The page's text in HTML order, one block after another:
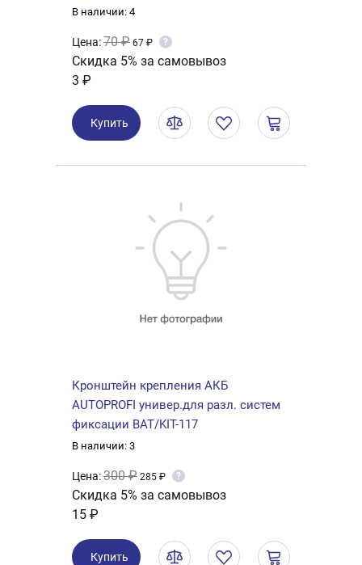
В наличии: 4
Цена:70 ₽ 67 ₽ ?
Скидка 5% за самовывоз
3 ₽
Купить
Кронштейн крепления АКБ
AUTOPROFI универ.для разл. систем
фиксации BAT/KIT-117
В наличии: 3
Цена:300 ₽ 285 ₽ ?
Скидка 5% за самовывоз
15 ₽
Купить